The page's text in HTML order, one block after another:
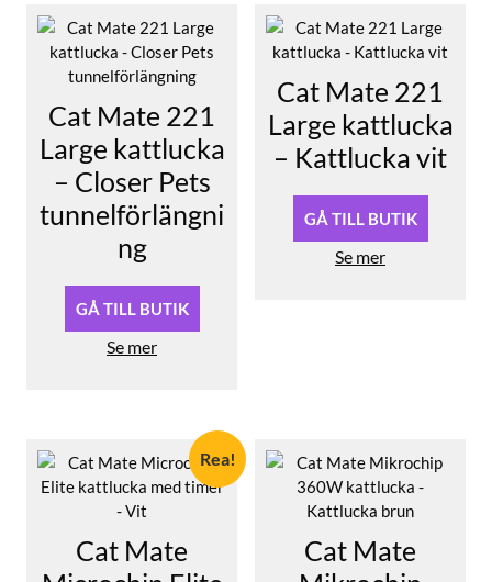
Cat Mate 221
Large kattlucka
– Closer Pets
tunnelförlängni
ng
GÅ TILL BUTIK
Se mer
Cat Mate 221
Large kattlucka
– Kattlucka vit
GÅ TILL BUTIK
Se mer
Rea!
Cat Mate
Cat Mate